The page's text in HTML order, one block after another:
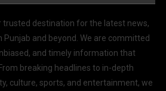
trusted destination for the latest news,
and beyond. We are committed
and timely information that
breaking headlines to in-depth
culture, sports, and entertainment, we